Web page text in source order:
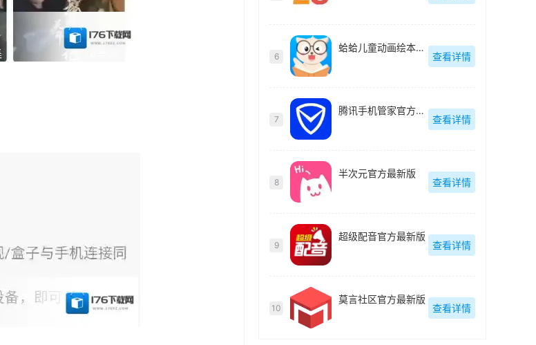
6
蛤蛤儿童动画绘本最新版
查看详情
7
腾讯手机管家官方最新版
查看详情
8
半次元官方最新版
查看详情
9
超级配音官方最新版
查看详情
10
莫言社区官方最新版
查看详情